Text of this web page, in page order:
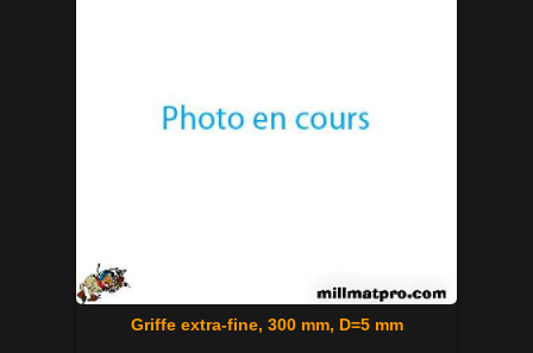
Griffe extra-fine, 300 mm, D=5 mm